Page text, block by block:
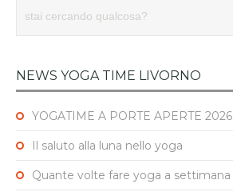
NEWS YOGA TIME LIVORNO
YOGATIME A PORTE APERTE 2026
Il saluto alla luna nello yoga
Quante volte fare yoga a settimana